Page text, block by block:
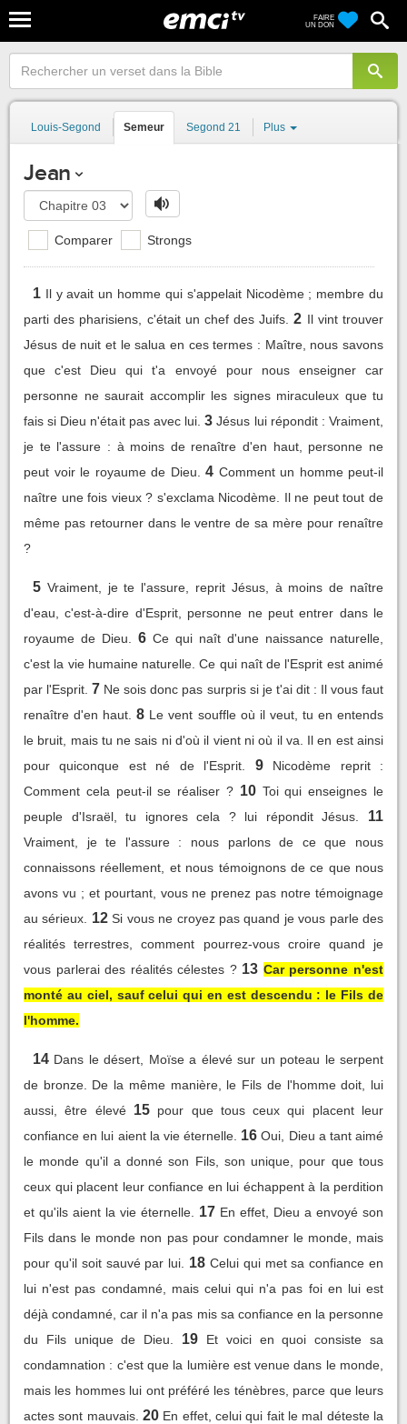
FAIRE
UN DON
Louis-Segond Semeur Segond 21 Plus
Jean
Comparer Strongs
1 Il y avait un homme qui s'appelait Nicodème ; membre du
parti des pharisiens, c'était un chef des Juifs. 2 Il vint trouver
Jésus de nuit et le salua en ces termes : Maître, nous savons
que c'est Dieu qui t'a envoyé pour nous enseigner car
personne ne saurait accomplir les signes miraculeux que tu
fais si Dieu n'était pas avec lui. 3 Jésus lui répondit : Vraiment,
je te l'assure : à moins de renaître d'en haut, personne ne
peut voir le royaume de Dieu.
4 Comment un homme peut-il
naître une fois vieux ? s'exclama Nicodème. Il ne peut tout de
même pas retourner dans le ventre de sa mère pour renaître
?
5 Vraiment, je te l'assure, reprit Jésus, à moins de naître
d'eau, c'est-à-dire d'Esprit, personne ne peut entrer dans le
royaume de Dieu.
6 Ce qui naît d'une naissance naturelle,
c'est la vie humaine naturelle. Ce qui naît de l'Esprit est animé
par l'Esprit. 7 Ne sois donc pas surpris si je t'ai dit : Il vous faut
renaître d'en haut. 8 Le vent souffle où il veut, tu en entends
le bruit, mais tu ne sais ni d'où il vient ni où il va. Il en est ainsi
pour quiconque est né de l'Esprit.
9
Nicodème reprit :
Comment cela peut-il se réaliser ? 10 Toi qui enseignes le
peuple d'Israël, tu ignores cela ? lui répondit Jésus.
11
Vraiment, je te l'assure : nous parlons de ce que nous
connaissons réellement, et nous témoignons de ce que nous
avons vu ; et pourtant, vous ne prenez pas notre témoignage
au sérieux.
12 Si vous ne croyez pas quand je vous parle des
réalités terrestres, comment pourrez-vous croire quand je
vous parlerai des réalités célestes ? 13 Car personne n'est
monté au ciel, sauf celui qui en est descendu : le Fils de
l'homme.
14 Dans le désert, Moïse a élevé sur un poteau le serpent
de bronze. De la même manière, le Fils de l'homme doit, lui
aussi, être élevé 15 pour que tous ceux qui placent leur
confiance en lui aient la vie éternelle. 16 Oui, Dieu a tant aimé
le monde qu'il a donné son Fils, son unique, pour que tous
ceux qui placent leur confiance en lui échappent à la perdition
et qu'ils aient la vie éternelle.
17 En effet, Dieu a envoyé son
Fils dans le monde non pas pour condamner le monde, mais
pour qu'il soit sauvé par lui.
18 Celui qui met sa confiance en
lui n'est pas condamné, mais celui qui n'a pas foi en lui est
déjà condamné, car il n'a pas mis sa confiance en la personne
du Fils unique de Dieu.
19
Et voici en quoi consiste sa
condamnation : c'est que la lumière est venue dans le monde,
mais les hommes lui ont préféré les ténèbres, parce que leurs
actes sont mauvais. 20 En effet, celui qui fait le mal déteste la